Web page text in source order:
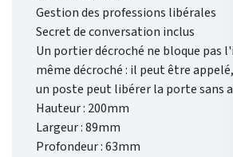
Gestion des professions libérales
Secret de conversation inclus
Un portier décroché ne bloque pas
même décroché : il peut être
un poste peut libérer la porte sans
Hauteur : 200mm
Largeur : 89mm
Profondeur : 63mm